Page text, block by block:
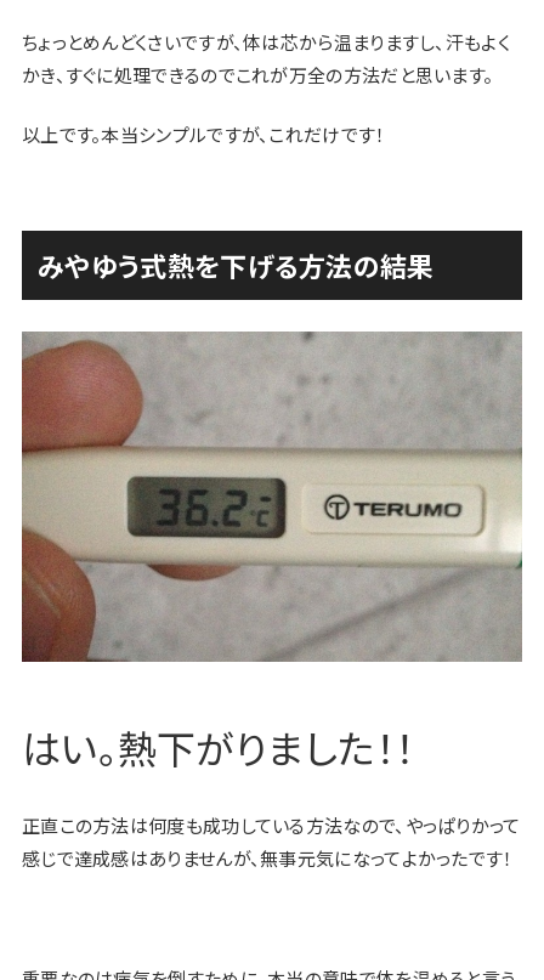
ちょっとめんどくさいですが、体は芯から温まりますし、汗もよく
かき、すぐに処理できるのでこれが万全の方法だと思います。
以上です。本当シンプルですが、これだけです！
みやゆう式熱を下げる方法の結果
はい。熱下がりました！！
正直この方法は何度も成功している方法なので、やっぱりかって
感じで達成感はありませんが、無事元気になってよかったです！